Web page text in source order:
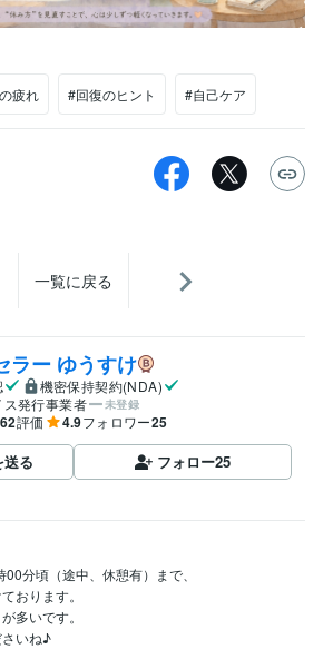
疲れ #回復のヒント #自己ケア
一覧に戻る
ラー ゆうすけ
機密保持契約(NDA)
ス発行事業者
未登録
62評価 4.9フォロワー25
送る フォロー25
分頃（途中、休憩有）まで、
おります。
多いです。
いね♪